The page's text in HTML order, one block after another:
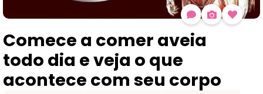
Comece a comer aveia
todo dia e veja o que
acontece com seu corpo